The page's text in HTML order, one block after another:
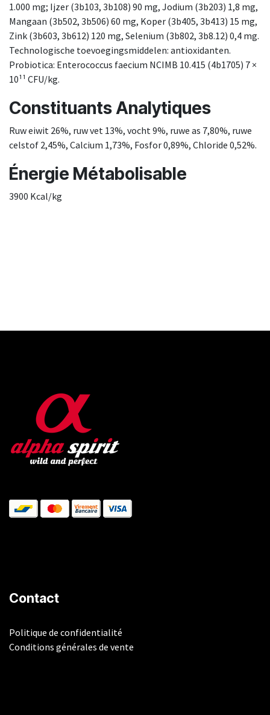
1.000 mg; Ijzer (3b103, 3b108) 90 mg, Jodium (3b203) 1,8 mg,
Mangaan (3b502, 3b506) 60 mg, Koper (3b405, 3b413) 15 mg,
Zink (3b603, 3b612) 120 mg, Selenium (3b802, 3b8.12) 0,4 mg.
Technologische toevoegingsmiddelen: antioxidanten.
Probiotica: Enterococcus faecium NCIMB 10.415 (4b1705) 7 ×
10¹¹ CFU/kg.
Constituants Analytiques
Ruw eiwit 26%, ruw vet 13%, vocht 9%, ruwe as 7,80%, ruwe
celstof 2,45%, Calcium 1,73%, Fosfor 0,89%, Chloride 0,52%.
Énergie Métabolisable
3900 Kcal/kg
Contact
Politique de confidentialité
Conditions générales de vente